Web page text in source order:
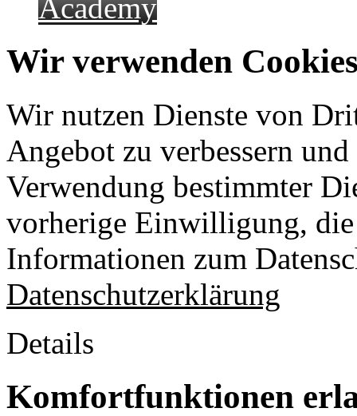
Academy
Wir verwenden
Wir nutzen Dienste von
Angebot zu verbessern
Verwendung bestimmter
vorherige Einwilligung,
Informationen zum
Datenschutzerklärung
Details
Komfortfunktionen